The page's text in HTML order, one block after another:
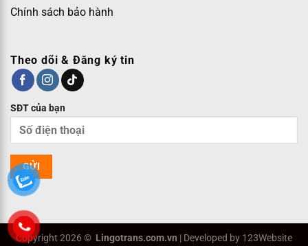
Chính sách bảo hành
Theo dõi & Đăng ký tin
SĐT của bạn
Copyright 2026 © Lingotrans.com.vn | Developed by 123Website